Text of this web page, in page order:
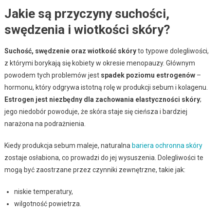
Jakie są przyczyny suchości,
swędzenia i wiotkości skóry?
Suchość, swędzenie oraz wiotkość skóryto typowe dolegliwości,
z którymi borykają się kobiety w okresie menopauzy. Głównym
powodem tych problemów jest spadek poziomu estrogenów–
hormonu, który odgrywa istotną rolę w produkcji sebum i kolagenu.
Estrogen jest niezbędny dla zachowania elastyczności skóry;
jego niedobór powoduje, że skóra staje się cieńsza i bardziej
narażona na podrażnienia.
Kiedy produkcja sebum maleje, naturalna bariera ochronna skóry
zostaje osłabiona, co prowadzi do jej wysuszenia. Dolegliwości te
mogą być zaostrzane przez czynniki zewnętrzne, takie jak:
niskie temperatury,
wilgotność powietrza.